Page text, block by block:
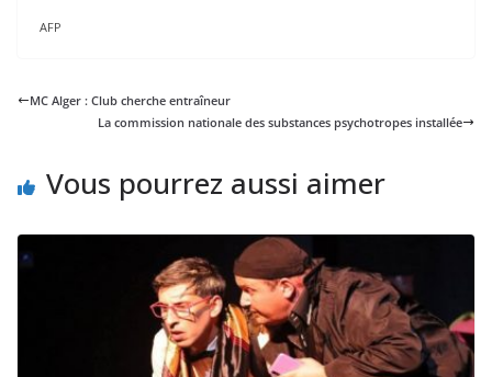
AFP
MC Alger : Club cherche entraîneur
La commission nationale des substances psychotropes installée
Vous pourrez aussi aimer